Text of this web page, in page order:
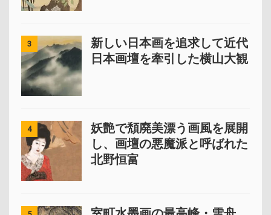
3
新しい日本画を追求して近代
日本画壇を牽引した横山大観
4
妖艶で頽廃美漂う画風を展開
し、画壇の悪魔派と呼ばれた
北野恒富